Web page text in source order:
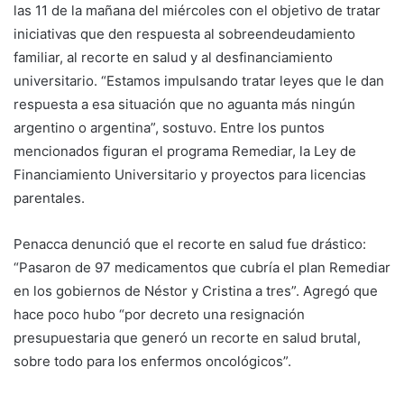
las 11 de la mañana del miércoles con el objetivo de tratar
iniciativas que den respuesta al sobreendeudamiento
familiar, al recorte en salud y al desfinanciamiento
universitario. “Estamos impulsando tratar leyes que le dan
respuesta a esa situación que no aguanta más ningún
argentino o argentina”, sostuvo. Entre los puntos
mencionados figuran el programa Remediar, la Ley de
Financiamiento Universitario y proyectos para licencias
parentales.
Penacca denunció que el recorte en salud fue drástico:
“Pasaron de 97 medicamentos que cubría el plan Remediar
en los gobiernos de Néstor y Cristina a tres”. Agregó que
hace poco hubo “por decreto una resignación
presupuestaria que generó un recorte en salud brutal,
sobre todo para los enfermos oncológicos”.